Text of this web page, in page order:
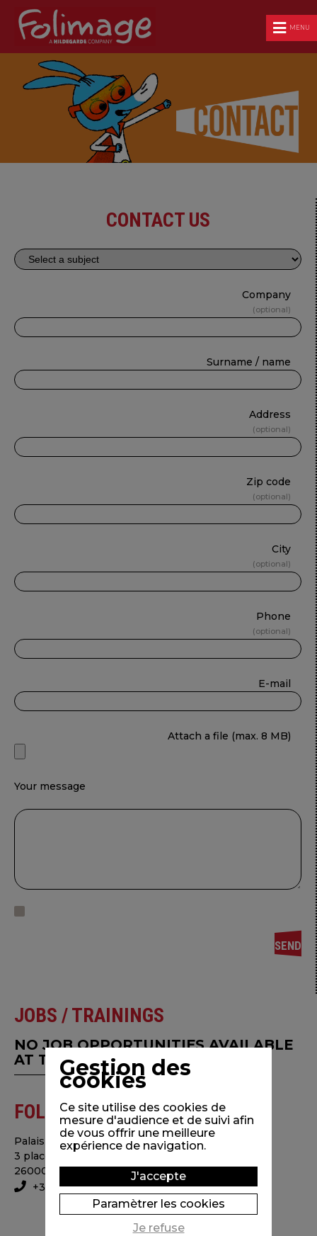
MENU
CONTACT US
Company
optional
Surname / name
Address
optional
Zip code
optional
City
optional
Phone
optional
E-mail
Attach a file (max. 8 MB)
Your message
JOBS / TRAININGS
NO JOB OPPORTUNITIES AVAILABLE
AT THE MOMENT.
FOLIMAGE
Palais consulaire
3 place Simone Veil
26000 Valence - France
+33475784868
Gestion des
cookies
Ce site utilise des cookies de
mesure d'audience et de suivi afin
de vous offrir une meilleure
expérience de navigation.
J'accepte
Paramètrer les cookies
Je refuse